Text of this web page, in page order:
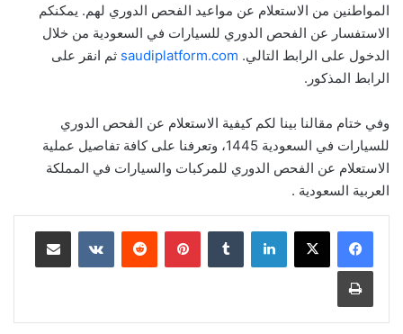
المواطنين من الاستعلام عن مواعيد الفحص الدوري لهم. يمكنكم
الاستفسار عن الفحص الدوري للسيارات في السعودية من خلال
الدخول على الرابط التالي. saudiplatform.com ثم انقر على
الرابط المذكور.
وفي ختام مقالنا بينا لكم كيفية الاستعلام عن الفحص الدوري
للسيارات في السعودية 1445، وتعرفنا على كافة تفاصيل عملية
الاستعلام عن الفحص الدوري للمركبات والسيارات في المملكة
العربية السعودية .
لينكدإن بينتيريست مشاركة عبر البريد
طباعة